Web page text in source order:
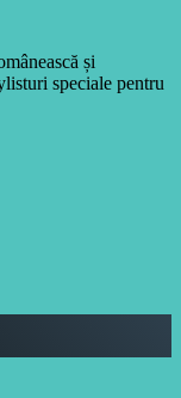
și
speciale pentru